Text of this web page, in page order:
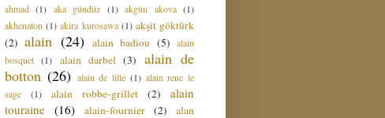
ahmad (1) aka gündüz (1) akgün akova (1)
akhenaton (1) akira kurosawa (1) akşit göktürk
(2) alain (24) alain badiou (5) alain
bosquet (1) alain darbel (3)
alain de
botton (26) alain de lille (1) alain rene le
sage
(1) alain robbe-grillet (2)
alain
touraine (16) alain-fournier (2)
alan